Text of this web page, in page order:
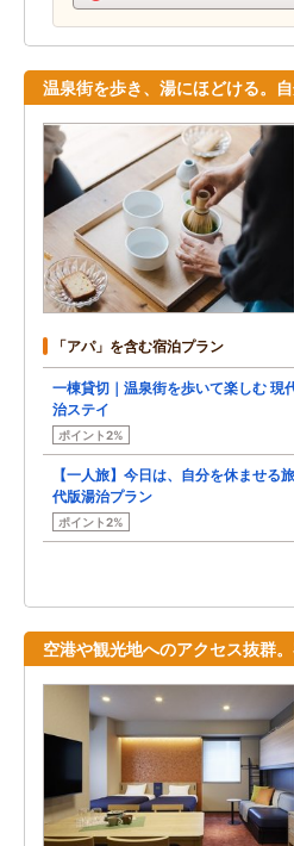
温泉街を歩き、湯にほどける。
「アパ」を含む宿泊プラン
一棟貸切｜温泉街を歩いて楽しむ 現
治ステイ
ポイント2%
【一人旅】今日は、自分を休ませる
代版湯治プラン
ポイント2%
空港や観光地へのアクセス抜群